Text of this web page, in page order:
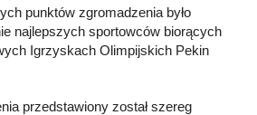
punktów zgromadzenia było
najlepszych sportowców biorących
Igrzyskach Olimpijskich Pekin
przedstawiony został szereg